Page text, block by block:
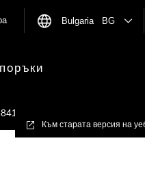
Към старата версия на
Bulgaria BG